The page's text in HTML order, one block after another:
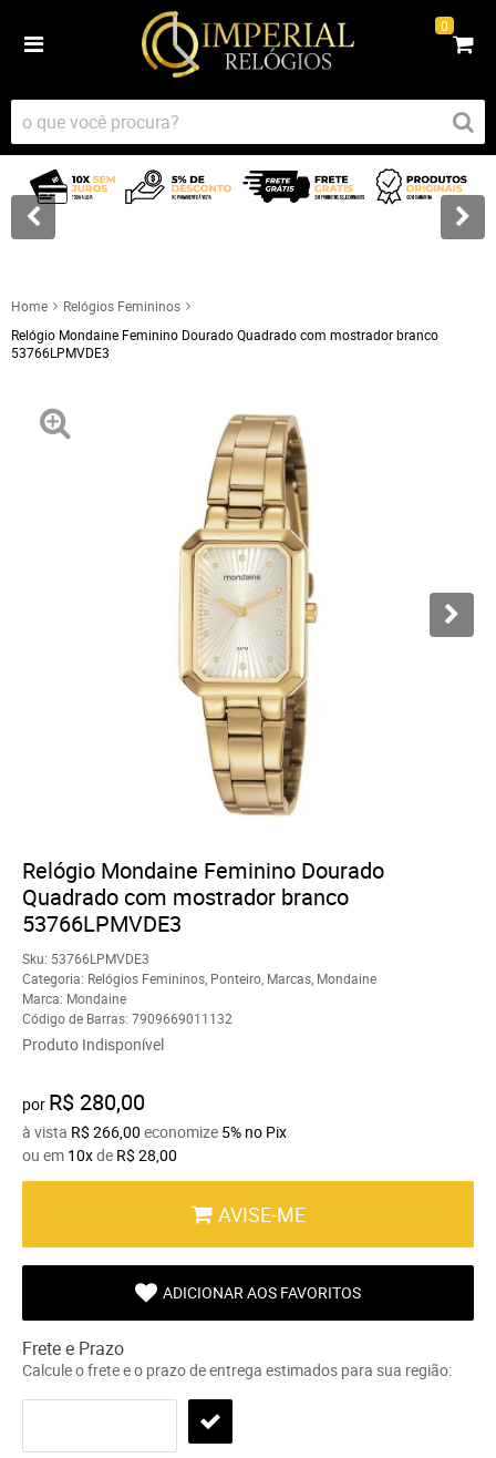
0
Home
Relógios Femininos
Relógio Mondaine Feminino Dourado Quadrado com mostrador branco
53766LPMVDE3
Relógio Mondaine Feminino Dourado
Quadrado com mostrador branco
53766LPMVDE3
Sku: 53766LPMVDE3
Categoria: Relógios Femininos Ponteiro Marcas Mondaine
Marca: Mondaine
Código de Barras: 7909669011132
Produto Indisponível
por R$ 280,00
à vista R$ 266,00 economize 5% no Pix
ou em 10xde R$ 28,00
AVISE-ME
ADICIONAR AOS FAVORITOS
Frete e Prazo
Calcule o frete e o prazo de entrega estimados para sua região: